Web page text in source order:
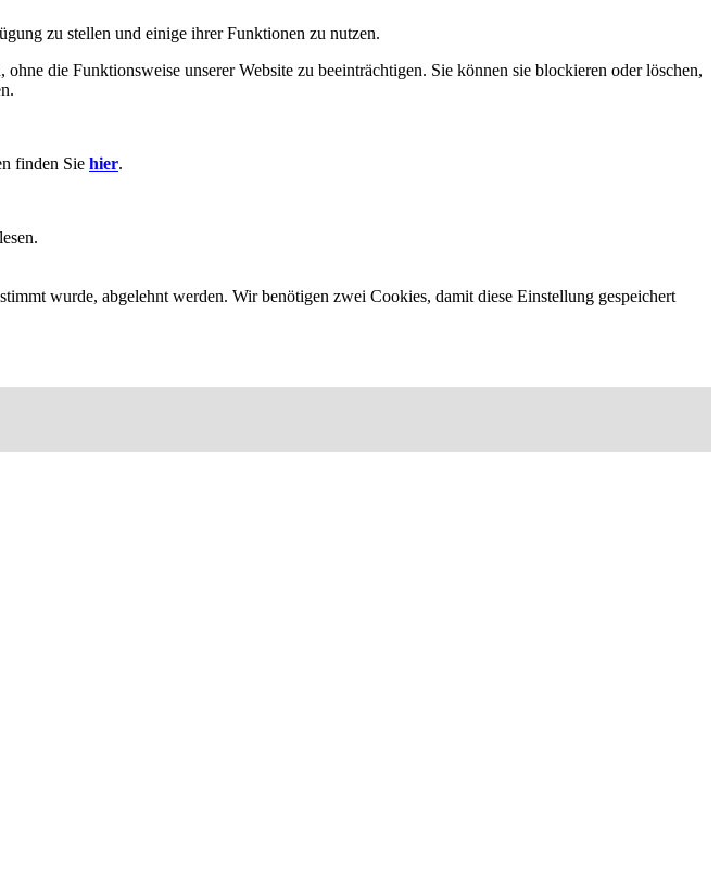
zu stellen und einige ihrer Funktionen zu nutzen.
die Funktionsweise unserer Website zu beeinträchtigen. Sie können sie blockieren oder löschen,
finden Sie hier.
wurde, abgelehnt werden. Wir benötigen zwei Cookies, damit diese Einstellung gespeichert